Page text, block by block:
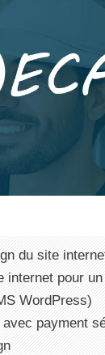
du site
internet pour
WordPress)
payment